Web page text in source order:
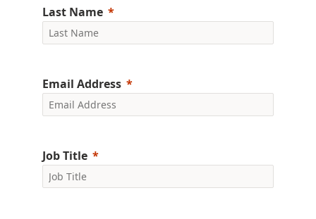
Last Name
Email Address
Job Title